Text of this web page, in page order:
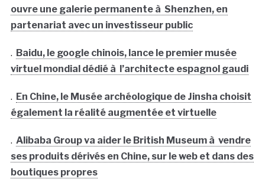
ouvre une galerie permanente à Shenzhen, en
partenariat avec un investisseur public
. Baidu, le google chinois, lance le premier musée
virtuel mondial dédié à l’architecte espagnol gaudi
. En Chine, le Musée archéologique de Jinsha choisit
également la réalité augmentée et virtuelle
. Alibaba Group va aider le British Museum à vendre
ses produits dérivés en Chine, sur le web et dans des
boutiques propres